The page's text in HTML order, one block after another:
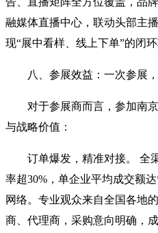
融媒体直播中心，联动头部主
现“展中看样、线上下单”的闭环
八、参展效益：一次参展
对于参展商而言，参加南
与战略价值：
订单爆发，精准对接。 全
率超30%，单企业平均成交额
网络。专业观众来自全国各地
商、代理商，采购意向明确，成